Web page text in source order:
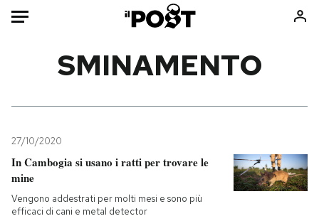
Mondo
Politica
Internet
Consumismi
Ok Boomer!
SMINAMENTO
27/10/2020
In Cambogia si usano i ratti per trovare le
mine
Vengono addestrati per molti mesi e sono più
efficaci di cani e metal detector